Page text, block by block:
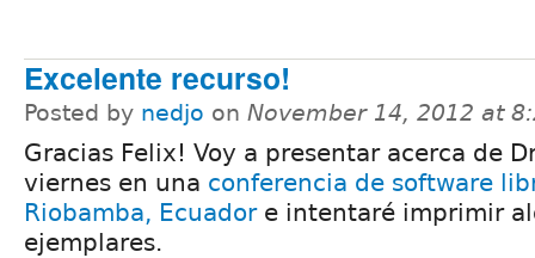
Excelente recurso!
Posted by nedjo on November 14, 2012 at
Gracias Felix! Voy a presentar acerca de
viernes en una conferencia de software
Riobamba, Ecuadore intentaré imprimir
ejemplares.